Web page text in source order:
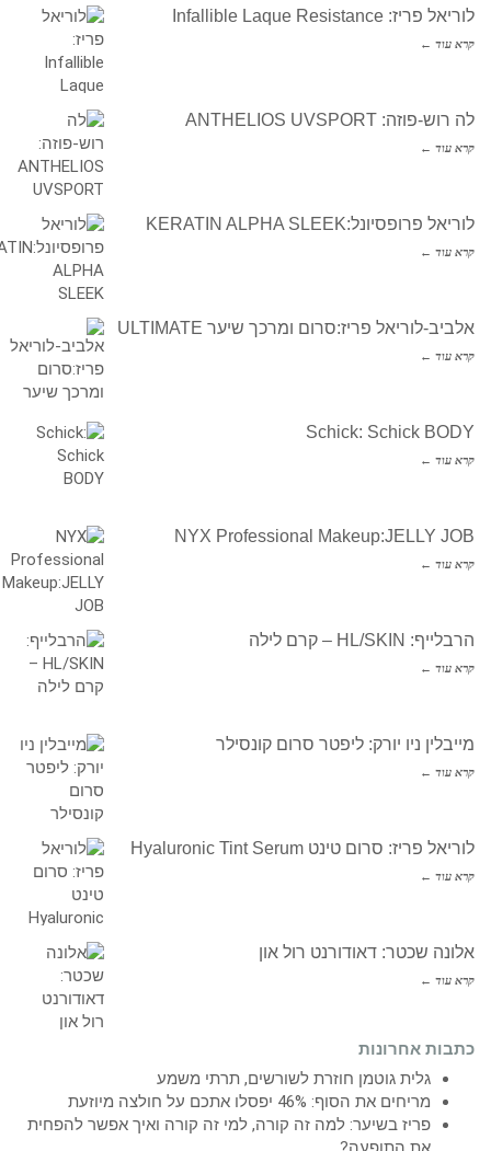
לוריאל פריז: Infallible Laque Resistance
קרא עוד ←
לה רוש-פוזה: ANTHELIOS UVSPORT
קרא עוד ←
לוריאל פרופסיונל:KERATIN ALPHA SLEEK
קרא עוד ←
אלביב-לוריאל פריז:סרום ומרכך שיער ULTIMATE
קרא עוד ←
Schick: Schick BODY
קרא עוד ←
NYX Professional Makeup:JELLY JOB
קרא עוד ←
הרבלייף: HL/SKIN – קרם לילה
קרא עוד ←
מייבלין ניו יורק: ליפטר סרום קונסילר
קרא עוד ←
לוריאל פריז: סרום טינט Hyaluronic Tint Serum
קרא עוד ←
אלונה שכטר: דאודורנט רול און
קרא עוד ←
כתבות אחרונות
גלית גוטמן חוזרת לשורשים, תרתי משמע
מריחים את הסוף: 46% יפסלו אתכם על חולצה מיוזעת
פריז בשיער: למה זה קורה, למי זה קורה ואיך אפשר להפחית